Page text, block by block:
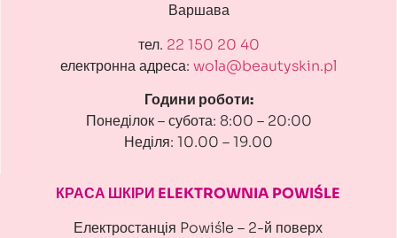
Варшава
тел. 22 150 20 40
електронна адреса: wola@beautyskin.pl
Години роботи:
Понеділок – субота: 8:00 – 20:00
Неділя: 10.00 – 19.00
КРАСА ШКІРИ ELEKTROWNIA POWIŚLE
Електростанція Powiśle – 2-й поверх